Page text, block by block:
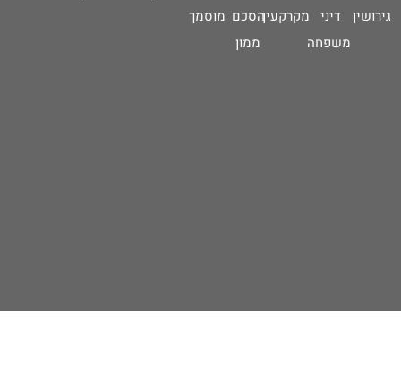
דיני
משפחה
מקרקעיןהסכם מוסמך